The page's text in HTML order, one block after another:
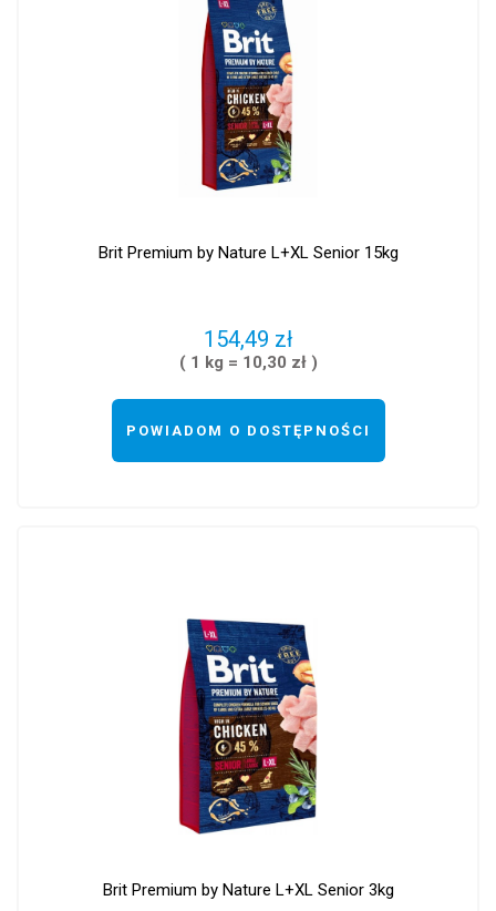
Brit Premium by Nature L+XL Senior 15kg
154,49 zł
( 1 kg = 10,30 zł )
POWIADOM O DOSTĘPNOŚCI
Brit Premium by Nature L+XL Senior 3kg